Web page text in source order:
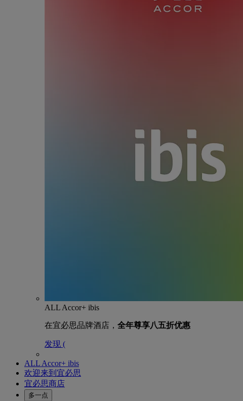
ALL Accor+ ibis
在宜必思品牌酒店， 全年尊享八五折优惠
发现 (
ALL Accor+ ibis
欢迎来到宜必思
宜必思商店
多一点